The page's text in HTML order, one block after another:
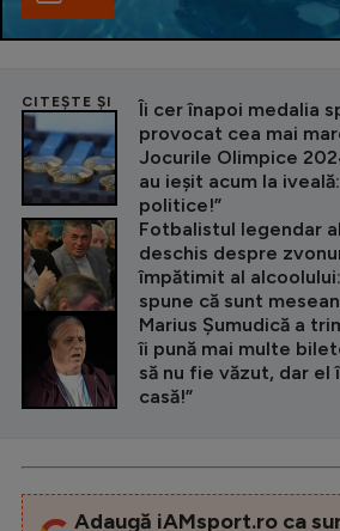
CITEȘTE ȘI
Îi cer înapoi medalia
provocat cea mai
Jocurile Olimpice
au ieșit acum la
politice!”
Fotbalistul legendar
deschis despre
împătimit al
spune că sunt
Marius Șumudică a
îi pună mai multe
să nu fie văzut, dar el
casă!”
Adaugă iAMsport.ro ca